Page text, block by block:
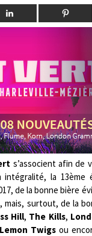
s’associent afin de
la
de la bonne bière
surtout, de la
Hill, The Kills,
Twigs ou